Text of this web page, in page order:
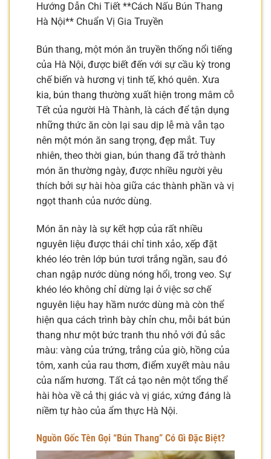
Hướng Dẫn Chi Tiết **Cách Nấu Bún Thang
Hà Nội** Chuẩn Vị Gia Truyền
Bún thang, một món ăn truyền thống nổi tiếng
của Hà Nội, được biết đến với sự cầu kỳ trong
chế biến và hương vị tinh tế, khó quên. Xưa
kia, bún thang thường xuất hiện trong mâm cỗ
Tết của người Hà Thành, là cách để tận dụng
những thức ăn còn lại sau dịp lễ mà vẫn tạo
nên một món ăn sang trọng, đẹp mắt. Tuy
nhiên, theo thời gian, bún thang đã trở thành
món ăn thường ngày, được nhiều người yêu
thích bởi sự hài hòa giữa các thành phần và vị
ngọt thanh của nước dùng.
Món ăn này là sự kết hợp của rất nhiều
nguyên liệu được thái chỉ tinh xảo, xếp đặt
khéo léo trên lớp bún tươi trắng ngần, sau đó
chan ngập nước dùng nóng hổi, trong veo. Sự
khéo léo không chỉ dừng lại ở việc sơ chế
nguyên liệu hay hầm nước dùng mà còn thể
hiện qua cách trình bày chỉn chu, mỗi bát bún
thang như một bức tranh thu nhỏ với đủ sắc
màu: vàng của trứng, trắng của giò, hồng của
tôm, xanh của rau thơm, điểm xuyết màu nâu
của nấm hương. Tất cả tạo nên một tổng thể
hài hòa về cả thị giác và vị giác, xứng đáng là
niềm tự hào của ẩm thực Hà Nội.
Nguồn Gốc Tên Gọi “Bún Thang” Có Gì Đặc Biệt?